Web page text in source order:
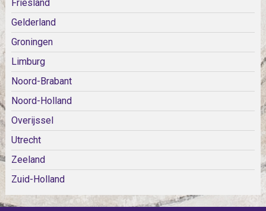
Friesland
Gelderland
Groningen
Limburg
Noord-Brabant
Noord-Holland
Overijssel
Utrecht
Zeeland
Zuid-Holland